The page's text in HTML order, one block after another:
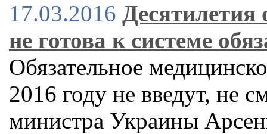
17.03.2016
не готова к системе
Обязательное
2016 году не введут, не
министра Украины